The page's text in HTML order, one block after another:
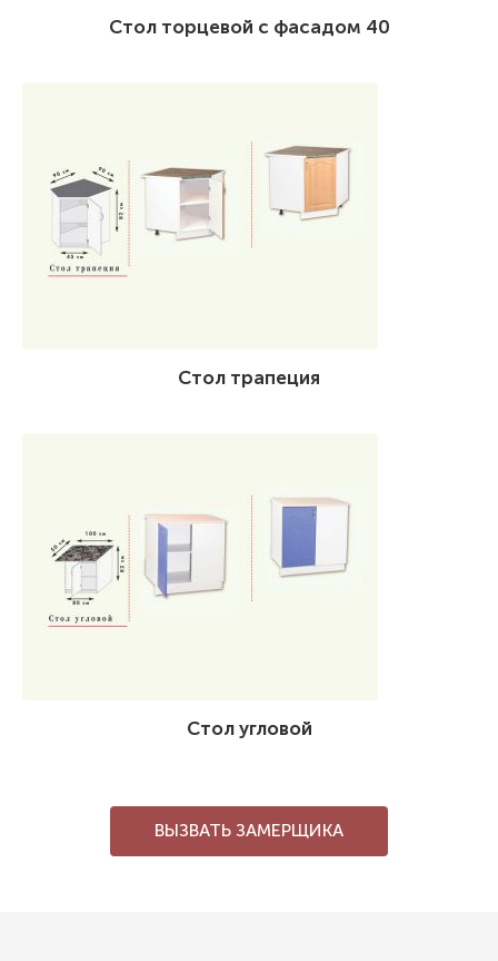
Стол торцевой с фасадом 40
Стол трапеция
Стол угловой
ВЫЗВАТЬ ЗАМЕРЩИКА